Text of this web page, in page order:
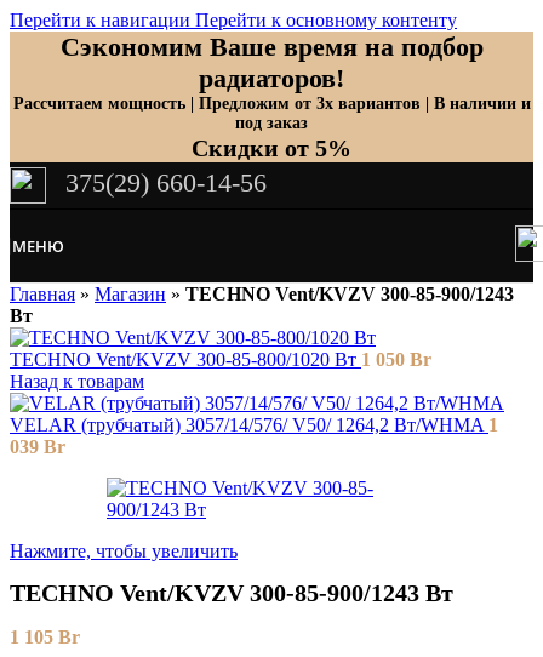
Перейти к навигации Перейти к основному контенту
Сэкономим Ваше время на подбор
радиаторов!
Рассчитаем мощность | Предложим от 3х вариантов | В наличии и
под заказ
Скидки от 5%
375(29) 660-14-56
МЕНЮ
Главная » Магазин » TECHNO Vent/KVZV 300-85-900/1243
Вт
TECHNO Vent/KVZV 300-85-800/1020 Вт 1 050 Br
Назад к товарам
VELAR (трубчатый) 3057/14/576/ V50/ 1264,2 Bт/WHMA 1
039 Br
Нажмите, чтобы увеличить
TECHNO Vent/KVZV 300-85-900/1243 Вт
1 105 Br